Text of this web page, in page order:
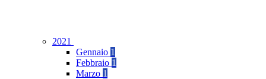
2021
Gennaio 1
Febbraio 1
Marzo 1